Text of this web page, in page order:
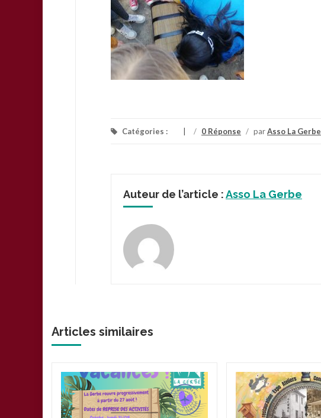
Catégories : / 0 Réponse / parAsso La Gerbe
Auteur de l’article :Asso La Gerbe
Articles similaires